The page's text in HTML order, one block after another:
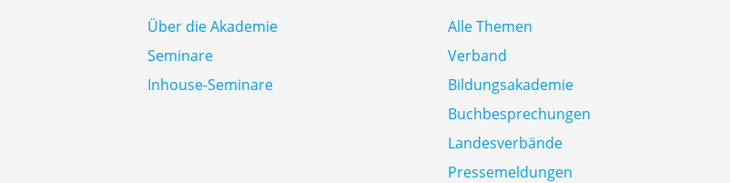
Über die Akademie
Seminare
Inhouse-Seminare
Alle Themen
Verband
Bildungsakademie
Buchbesprechungen
Landesverbände
Pressemeldungen